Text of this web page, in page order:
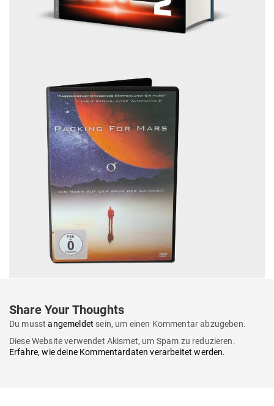
Share Your Thoughts
Du musstangemeldet sein, um einen Kommentar abzugeben.
Diese Website verwendet Akismet, um Spam zu reduzieren.
Erfahre, wie deine Kommentardaten verarbeitet werden.